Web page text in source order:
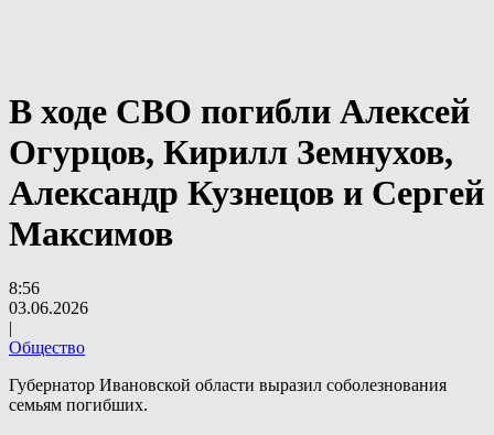
В ходе СВО погибли Алексей
Огурцов, Кирилл Земнухов,
Александр Кузнецов и Сергей
Максимов
8:56
03.06.2026
|
Общество
Губернатор Ивановской области выразил соболезнования
семьям погибших.